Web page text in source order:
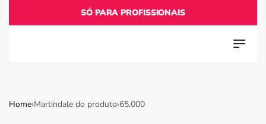
SÓ PARA PROFISSIONAIS
Home›Martindale do produto›65.000